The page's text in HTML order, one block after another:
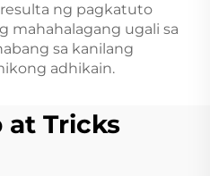
ng pagkatuto
mahahalagang ugali sa
sa kanilang
adhikain.
at Tricks